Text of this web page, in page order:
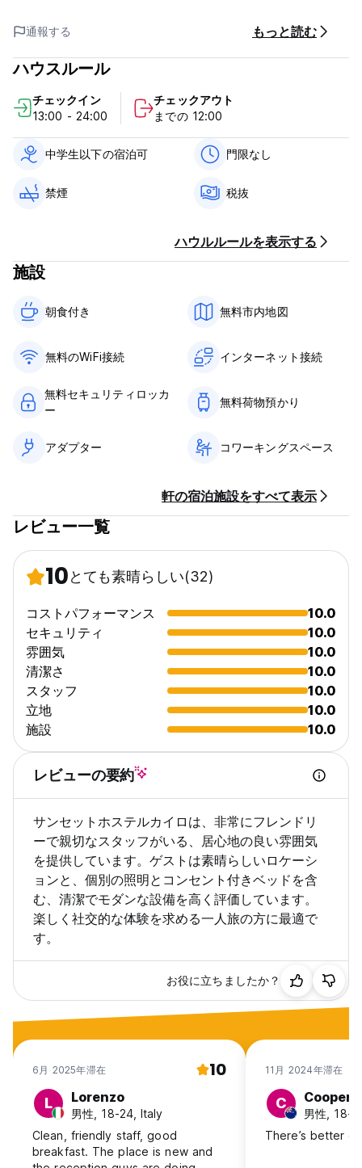
フロントは24時間対応です。
キャンセルポリシー: 到着の72時間前まで。キャンセルが遅れた
金されます。
チェックインは13:00～14:00までとなります。
12:00前にチェックアウトしてください。
到着時に現金でお支払いください。
税金が含まれています。
18歳未満のお客様のご利用はお断りしております。
禁煙。 (Auto-translated from original language)
通報する もっと読む
ハウスルール
チェックイン
13:00 - 24:00
チェックアウト
までの 12:00
中学生以下の宿泊可 門限なし
禁煙 税抜
ハウルルールを表示する
施設
朝食付き‎ 無料市内地図
無料のWiFi接続 インターネット接続
無料セキュリティロッカ
ー
無料荷物預かり
アダプター コワーキングスペース
軒の宿泊施設をすべて表示
レビュー一覧
10とても素晴らしい(32)
コストパフォーマンス
10.0
セキュリティ
10.0
雰囲気
10.0
清潔さ
10.0
スタッフ
10.0
立地
10.0
施設
10.0
レビューの要約
サンセットホステルカイロは、非常にフレンドリ
ーで親切なスタッフがいる、居心地の良い雰囲気
を提供しています。ゲストは素晴らしいロケーシ
ョンと、個別の照明とコンセント付きベッドを含
む、清潔でモダンな設備を高く評価しています。
楽しく社交的な体験を求める一人旅の方に最適で
す。
お役に立ちましたか？
6月 2025年滞在 10
L Lorenzo
男性, 18-24, Italy
Clean, friendly staff, good
breakfast. The place is new and
11月 2024年滞在
C Cooper
男性, 18-
There’s better